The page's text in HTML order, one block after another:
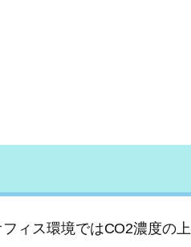
ィス環境ではCO2濃度の